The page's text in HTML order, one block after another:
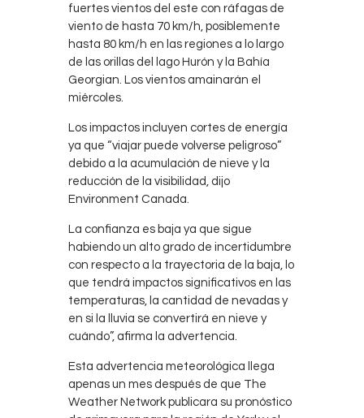
fuertes vientos del este con ráfagas de
viento de hasta 70 km/h, posiblemente
hasta 80 km/h en las regiones a lo largo
de las orillas del lago Hurón y la Bahía
Georgian. Los vientos amainarán el
miércoles.
Los impactos incluyen cortes de energía
ya que “viajar puede volverse peligroso”
debido a la acumulación de nieve y la
reducción de la visibilidad, dijo
Environment Canada.
La confianza es baja ya que sigue
habiendo un alto grado de incertidumbre
con respecto a la trayectoria de la baja, lo
que tendrá impactos significativos en las
temperaturas, la cantidad de nevadas y
en si la lluvia se convertirá en nieve y
cuándo”, afirma la advertencia.
Esta advertencia meteorológica llega
apenas un mes después de que The
Weather Network publicara su pronóstico